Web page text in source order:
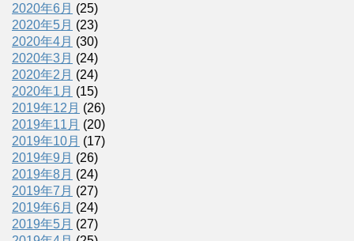
2020年6月 (25)
2020年5月 (23)
2020年4月 (30)
2020年3月 (24)
2020年2月 (24)
2020年1月 (15)
2019年12月 (26)
2019年11月 (20)
2019年10月 (17)
2019年9月 (26)
2019年8月 (24)
2019年7月 (27)
2019年6月 (24)
2019年5月 (27)